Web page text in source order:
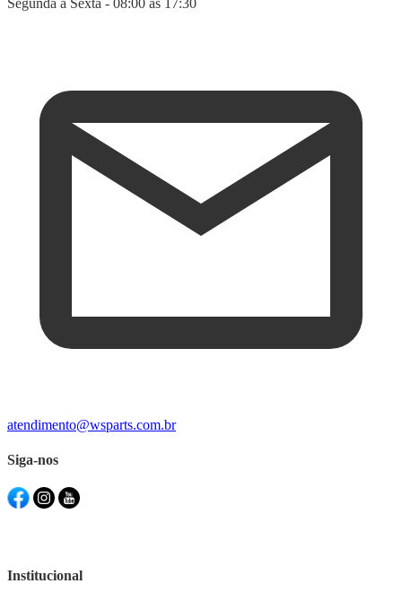
atendimento@wsparts.com.br
Siga-nos
Institucional